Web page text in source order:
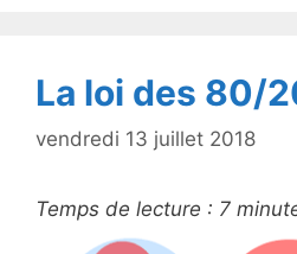
La loi des 80/
vendredi 13 juillet 2018
Temps de lecture : 7